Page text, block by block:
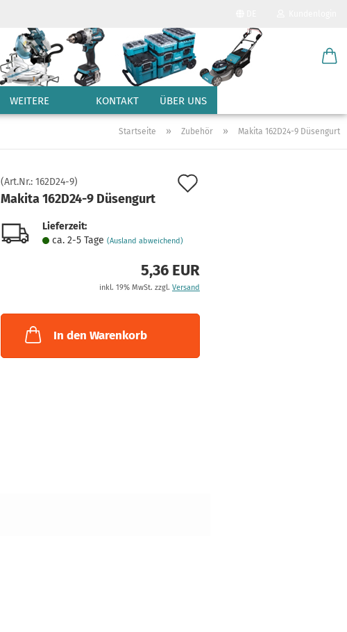
Sprache auswählen
Lieferland
Passwort
KONTAKT ÜBER UNS
WEITERE
Startseite » Zubehör » Makita 162D24-9 Düsengurt
(Art.Nr.:162D24-9)
Makita 162D24-9 Düsengurt
Lieferzeit:
ca. 2-5 Tage(Ausland abweichend)
5,36 EUR
inkl. 19% MwSt. zzgl. Versand
In den Warenkorb